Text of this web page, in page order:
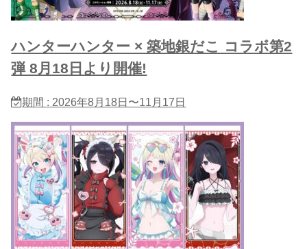
ハンターハンター × 築地銀だこ コラボ第2
弾 8月18日より開催!
期間 : 2026年8月18日〜11月17日